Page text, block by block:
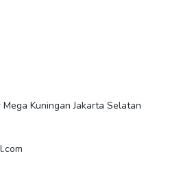
Kuningan Jakarta Selatan